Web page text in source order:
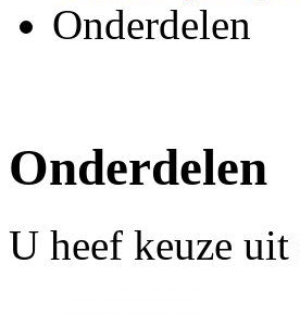
Onderdelen
Onderdelen
U heef keuze uit